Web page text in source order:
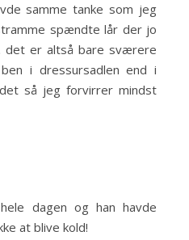
samme tanke som jeg
spændte lår der jo
det er altså bare sværere
i dressursadlen end i
så jeg forvirrer mindst
dagen og han havde
at blive kold!